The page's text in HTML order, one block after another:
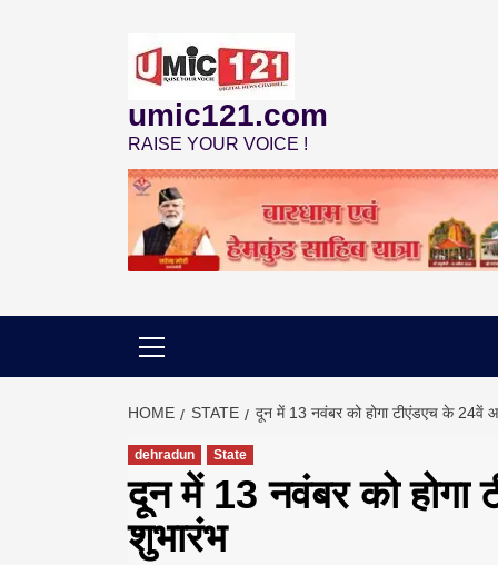
umic121.com
RAISE YOUR VOICE !
HOME STATE दून में 13 नवंबर को होगा टीएंडएच के 24वें
dehradun State
दून में 13 नवंबर को
शुभारंभ